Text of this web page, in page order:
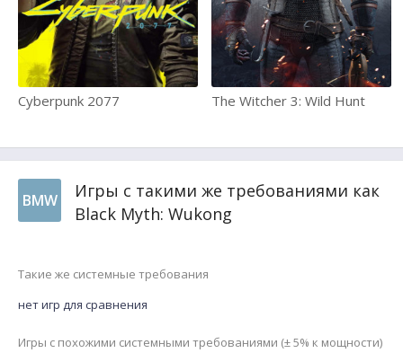
Cyberpunk 2077 The Witcher 3: Wild Hunt
BMW
Игры с такими же требованиями как
Black Myth: Wukong
Такие же системные требования
нет игр для сравнения
Игры с похожими системными требованиями (± 5% к мощности)